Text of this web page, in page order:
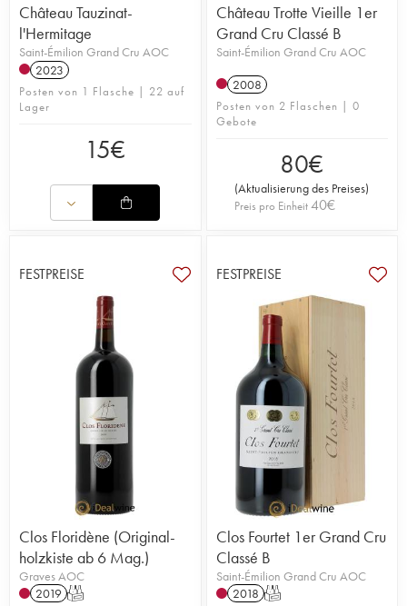
Château Tauzinat-
l'Hermitage
Saint-Émilion Grand Cru AOC
2023
Posten von 1 Flasche | 22 auf
Lager
15€
Château Trotte Vieille 1er
Grand Cru Classé B
Saint-Émilion Grand Cru AOC
2008
Posten von 2 Flaschen | 0
Gebote
80€
(Aktualisierung des Preises)
Preis pro Einheit40€
FESTPREISE
Clos Floridène (Original-
holzkiste ab 6 Mag.)
Graves AOC
2019 T
FESTPREISE
Clos Fourtet 1er Grand Cru
Classé B
Saint-Émilion Grand Cru AOC
2018 T